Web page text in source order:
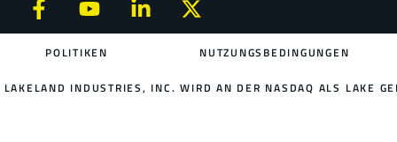
POLITIKEN NUTZUNGSBEDINGUNGEN
LAKELAND INDUSTRIES, INC. WIRD AN DER NASDAQ ALS LAKE